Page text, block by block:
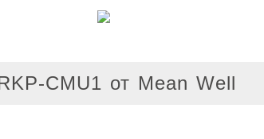
CMU1 от Mean Well